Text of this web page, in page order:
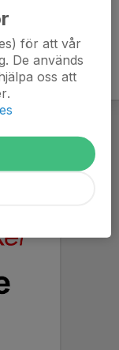
för att vår
De används
oss att